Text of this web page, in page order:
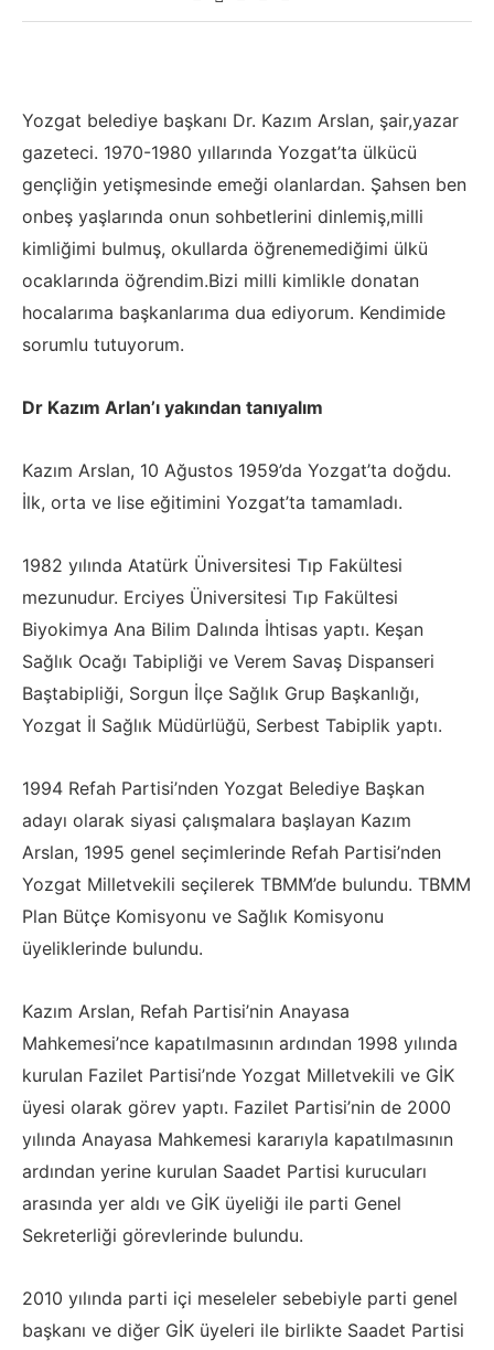
Yozgat belediye başkanı Dr. Kazım Arslan, şair,yazar
gazeteci. 1970-1980 yıllarında Yozgat’ta ülkücü
gençliğin yetişmesinde emeği olanlardan. Şahsen ben
onbeş yaşlarında onun sohbetlerini dinlemiş,milli
kimliğimi bulmuş, okullarda öğrenemediğimi ülkü
ocaklarında öğrendim.Bizi milli kimlikle donatan
hocalarıma başkanlarıma dua ediyorum. Kendimide
sorumlu tutuyorum.
Dr Kazım Arlan’ı yakından tanıyalım
Kazım Arslan, 10 Ağustos 1959’da Yozgat’ta doğdu.
İlk, orta ve lise eğitimini Yozgat’ta tamamladı.
1982 yılında Atatürk Üniversitesi Tıp Fakültesi
mezunudur. Erciyes Üniversitesi Tıp Fakültesi
Biyokimya Ana Bilim Dalında İhtisas yaptı. Keşan
Sağlık Ocağı Tabipliği ve Verem Savaş Dispanseri
Baştabipliği, Sorgun İlçe Sağlık Grup Başkanlığı,
Yozgat İI Sağlık Müdürlüğü, Serbest Tabiplik yaptı.
1994 Refah Partisi’nden Yozgat Belediye Başkan
adayı olarak siyasi çalışmalara başlayan Kazım
Arslan, 1995 genel seçimlerinde Refah Partisi’nden
Yozgat Milletvekili seçilerek TBMM’de bulundu. TBMM
Plan Bütçe Komisyonu ve Sağlık Komisyonu
üyeliklerinde bulundu.
Kazım Arslan, Refah Partisi’nin Anayasa
Mahkemesi’nce kapatılmasının ardından 1998 yılında
kurulan Fazilet Partisi’nde Yozgat Milletvekili ve GİK
üyesi olarak görev yaptı. Fazilet Partisi’nin de 2000
yılında Anayasa Mahkemesi kararıyla kapatılmasının
ardından yerine kurulan Saadet Partisi kurucuları
arasında yer aldı ve GİK üyeliği ile parti Genel
Sekreterliği görevlerinde bulundu.
2010 yılında parti içi meseleler sebebiyle parti genel
başkanı ve diğer GİK üyeleri ile birlikte Saadet Partisi